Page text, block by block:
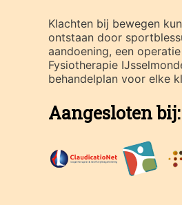
Klachten bij bewegen
ontstaan door
aandoening, een
Fysiotherapie
behandelplan voor elke
Aangesloten bij: